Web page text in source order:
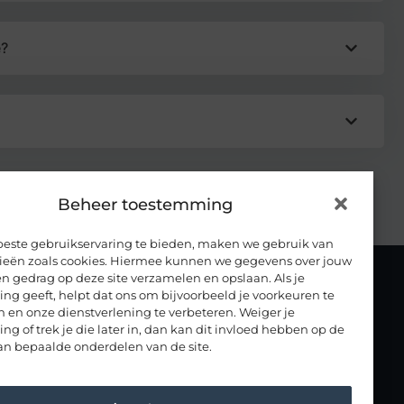
Beheer toestemming
gebruikservaring te bieden, maken we gebruik van
zoals cookies. Hiermee kunnen we gegevens over jouw
gedrag op deze site verzamelen en opslaan. Als je
geeft, helpt dat ons om bijvoorbeeld je voorkeuren te
en onze dienstverlening te verbeteren. Weiger je
of trek je die later in, dan kan dit invloed hebben op de
bepaalde onderdelen van de site.
RIJSCHOLEN IN NEDERLAND
Drenthe
Flevoland
Noord Brabant